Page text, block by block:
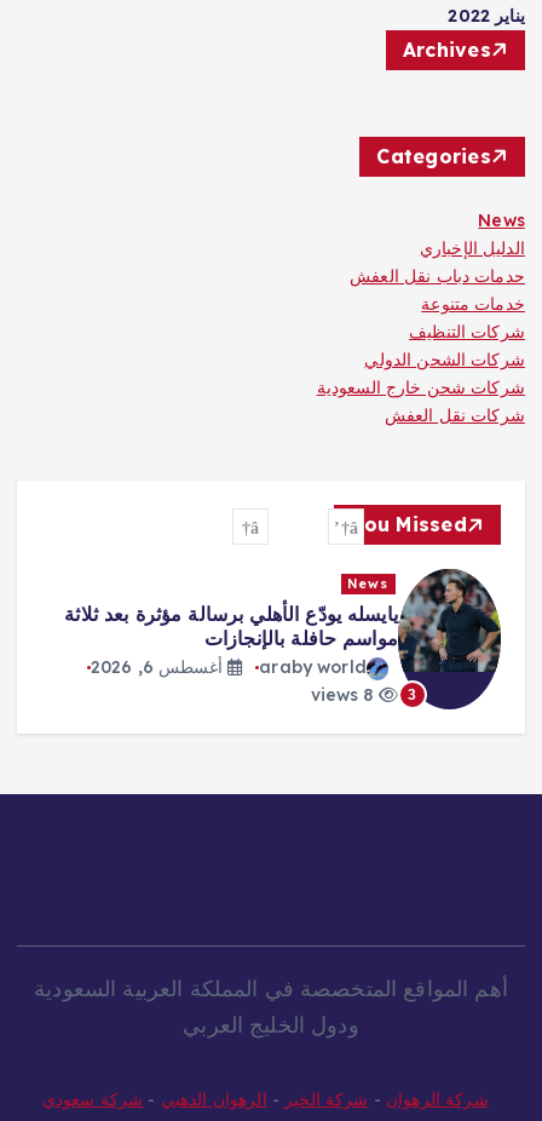
يناير 2022
Archives
Categories
News
الدليل الإخباري
حدمات دباب نقل العفش
خدمات متنوعة
شركات التنظيف
شركات الشحن الدولي
شركات شحن خارج السعودية
شركات نقل العفش
You Missed
3
News
يايسله يودّع الأهلي برسالة مؤثرة بعد ثلاثة
مواسم حافلة بالإنجازات
araby world
أغسطس 6, 2026
أهم المواقع المتخصصة في المملكة العربية السعودية
ودول الخليج العربي
شركة الرهوان - شركة الخير - الرهوان الذهبي - شركة سعودي